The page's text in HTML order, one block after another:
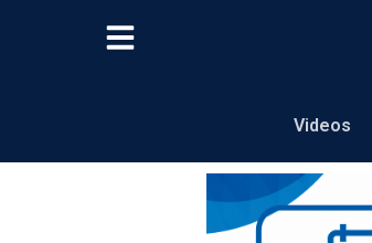
Videos